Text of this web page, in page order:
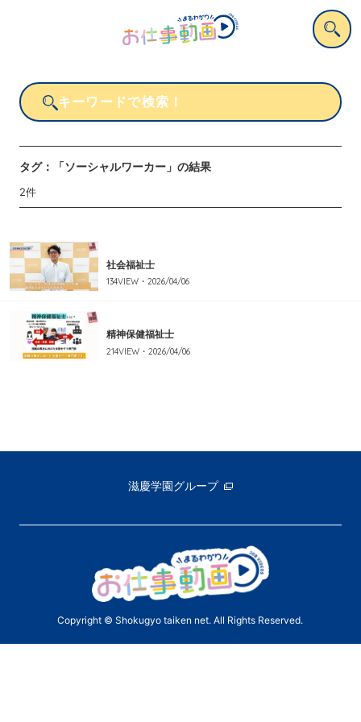
タグ： 「ソーシャルワーカー」 の結果
2件
社会福祉士
134VIEW・ 2026/04/06
精神保健福祉士
214VIEW・ 2026/04/06
滋慶学園グループ
Copyright © Shokugyo taiken net. All Rights Reserved.